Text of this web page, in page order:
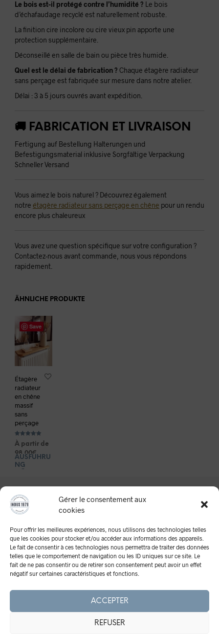
Gérer le consentement aux
cookies
Pour offrir les meilleures expériences, nous utilisons des technologies telles
que les cookies pour stocker et/ou accéder aux informations des appareils.
Le fait de consentir à ces technologies nous permettra de traiter des données
telles que le comportement de navigation ou les ID uniques sur ce site. Le
fait de ne pas consentir ou de retirer son consentement peut avoir un effet
négatif sur certaines caractéristiques et fonctions.
ACCEPTER
REFUSER
Le bois est-il protégé contre l’humidité ? Le bois
d’échafaudage recyclé est naturellement robuste.
La finition cire incolore ou cire vieux pin apporte une
protection supplémentaire.
Déconseillé en salle de bain ou pièce très humide.
Quel est le délai de fabrication ? Chaque étagère radiateur
sans perçage est fabriquée sur mesure dans notre atelier.
Délai : 3 à 5 jours ouvrés avant expédition.
🚚 FABRICATION ET LIVRAISON
Fertigung auf Bestellung Halterungen und
Befestigungsmaterial inklusive Sorgfältige Verpackung
Schneller Versand
Vous aimez le bois naturel ? Découvrez également
notre étagère radiateur sans perçage en chêne pour un rendu
encore plus chaleureux
Vous avez une question spécifique sur votre configuration ?
Contactez-nous avant commande, nous vous répondons
rapidement.
ÄHNLICHE PRODUKTE
Save
Étagère
radiateur
en chêne
massif
sans
perçage
Bewertet mit
5.00
von 5
À partir de
98,00€
AUSFÜHRU
NG
mehrere
Varianten
auf.
Optionen
können
auf
der
Produktseite
werden
A Propos
Mentions Légales
Cookies